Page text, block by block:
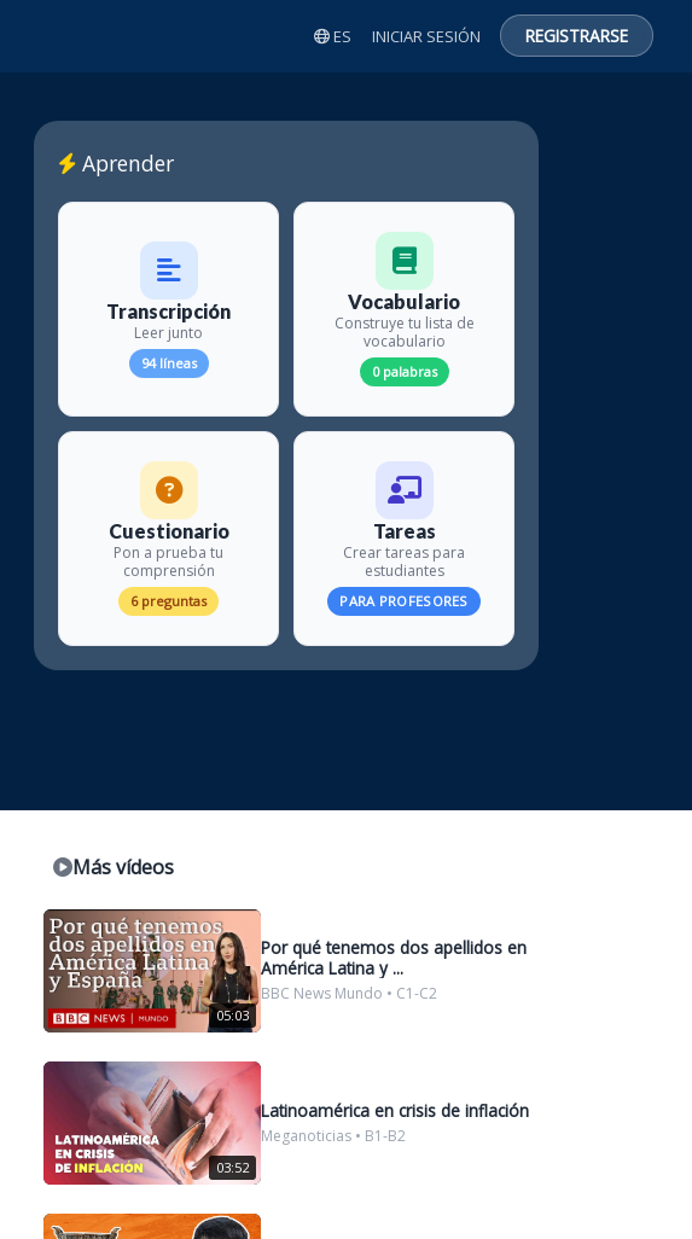
ES INICIAR SESIÓN REGISTRARSE
Aprender
Transcripción
Leer junto
94 líneas
Vocabulario
Construye tu lista de
vocabulario
0 palabras
Cuestionario
Pon a prueba tu
comprensión
6 preguntas
Tareas
Crear tareas para
estudiantes
PARA PROFESORES
Más vídeos
05:03
Por qué tenemos dos apellidos en
América Latina y ...
BBC News Mundo • C1-C2
03:52
Latinoamérica en crisis de inflación
Meganoticias • B1-B2